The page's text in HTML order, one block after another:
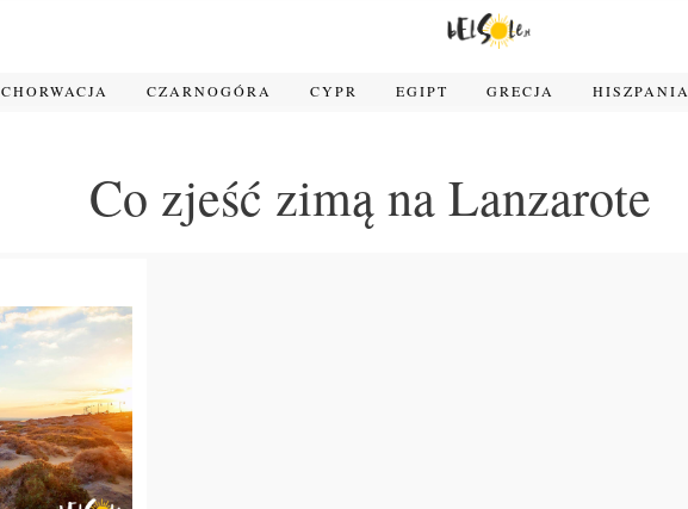
CHORWACJA CZARNOGÓRA CYPR EGIPT GRECJA HISZPANIA
Co zjeść zimą na Lanzarote